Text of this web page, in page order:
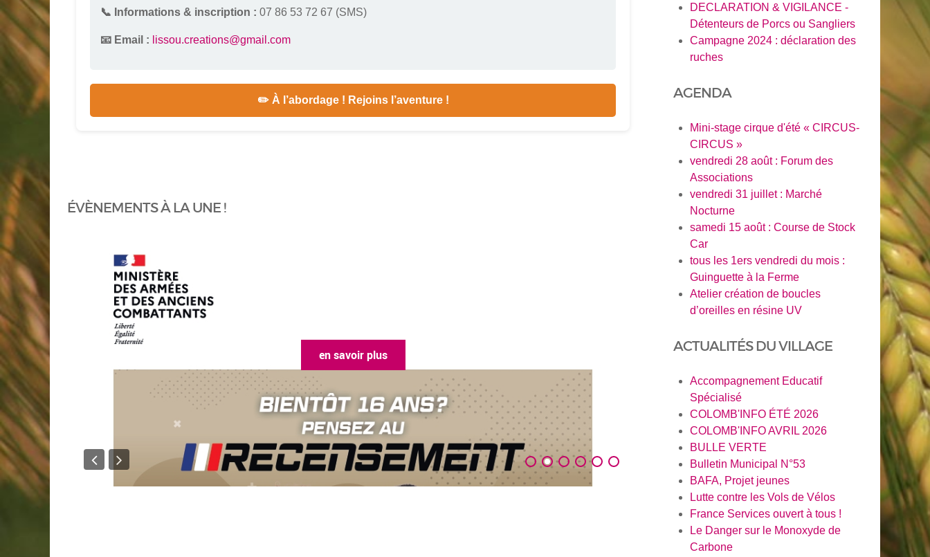
📞 Informations & inscription : 07 86 53 72 67 (SMS)
📧 Email : lissou.creations@gmail.com
✏️ À l’abordage ! Rejoins l’aventure !
ÉVÈNEMENTS À LA UNE !
en savoir plus en
DECLARATION & VIGILANCE -
Détenteurs de Porcs ou Sangliers
Campagne 2024 : déclaration des
ruches
AGENDA
Mini-stage cirque d'été « CIRCUS-
CIRCUS »
vendredi 28 août : Forum des
Associations
vendredi 31 juillet : Marché
Nocturne
samedi 15 août : Course de Stock
Car
tous les 1ers vendredi du mois :
Guinguette à la Ferme
Atelier création de boucles
d’oreilles en résine UV
ACTUALITÉS DU VILLAGE
Accompagnement Educatif
Spécialisé
COLOMB'INFO ÉTÉ 2026
COLOMB'INFO AVRIL 2026
BULLE VERTE
Bulletin Municipal N°53
BAFA, Projet jeunes
Lutte contre les Vols de Vélos
France Services ouvert à tous !
Le Danger sur le Monoxyde de
Carbone